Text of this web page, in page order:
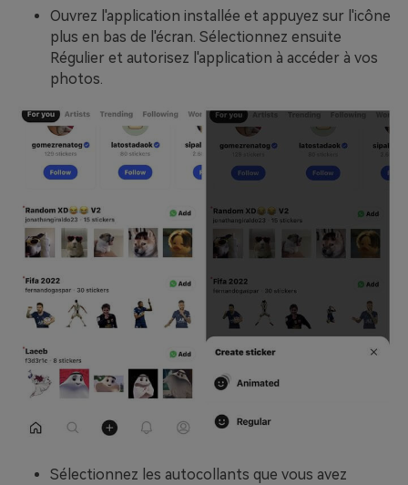
Ouvrez l'application installée et appuyez sur l'icône
plus en bas de l'écran. Sélectionnez ensuite
Régulier et autorisez l'application à accéder à vos
photos.
Sélectionnez les autocollants que vous avez